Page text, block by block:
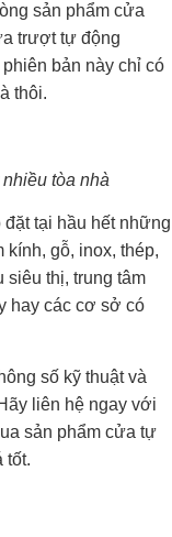
sản phẩm cửa
trượt tự động
bản này chỉ có
thôi.
tòa nhà
tại hầu hết những
gỗ, inox, thép,
thị, trung tâm
hay các cơ sở có
số kỹ thuật và
liên hệ ngay với
sản phẩm cửa tự
tốt.